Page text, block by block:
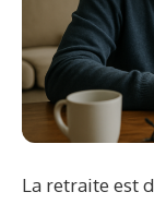
La retraite est